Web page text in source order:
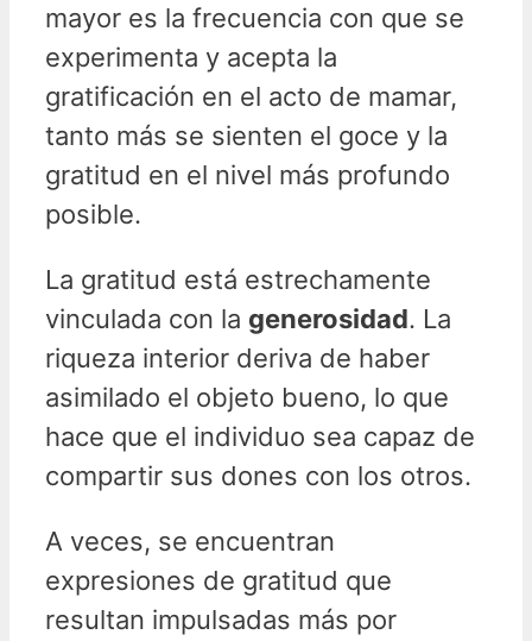
mayor es la frecuencia con que se
experimenta y acepta la
gratificación en el acto de mamar,
tanto más se sienten el goce y la
gratitud en el nivel más profundo
posible.
La gratitud está estrechamente
vinculada con la generosidad. La
riqueza interior deriva de haber
asimilado el objeto bueno, lo que
hace que el individuo sea capaz de
compartir sus dones con los otros.
A veces, se encuentran
expresiones de gratitud que
resultan impulsadas más por